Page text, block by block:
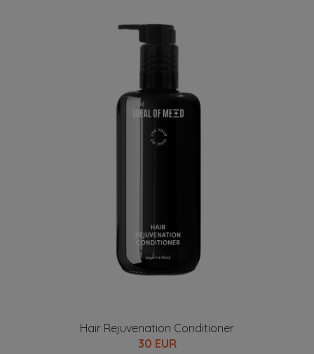
Hair Rejuvenation Conditioner
30 EUR